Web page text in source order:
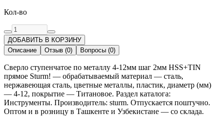
Кол-во
ДОБАВИТЬ В КОРЗИНУ
Описание
Отзыв (0) Вопросы (0)
Сверло ступенчатое по металлу 4-12мм шаг 2мм HSS+TIN
прямое Sturm! — обрабатываемый материал — сталь,
нержавеющая сталь, цветные металлы, пластик, диаметр (мм)
— 4-12, покрытие — Титановое. Раздел каталога:
Инструменты. Производитель: sturm. Отпускается поштучно.
Оптом и в розницу в Ташкенте и Узбекистане — со склада.